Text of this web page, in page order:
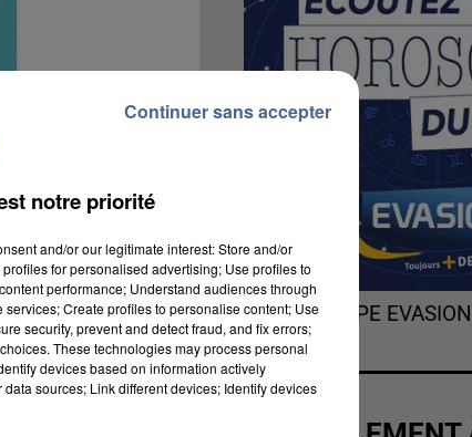
d'habitants
de différents
ou
n'est requise
formulaire en
L'HOROSCOPE EVASION
notre priorité
and/or our legitimate interest: Store and/or
for personalised advertising; Use profiles to
performance; Understand audiences through
Create profiles to personalise content; Use
security, prevent and detect fraud, and fix errors;
These technologies may process personal
devices based on information actively
sources; Link different devices; Identify devices
Continuer sans accepter